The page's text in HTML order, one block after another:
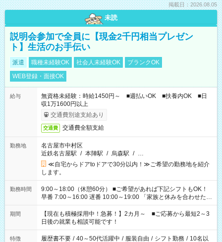
掲載日：2026.08.05
未読
説明会参加で全員に【現金2千円相当プレゼン
ト】生活のお手伝い
派遣 職種未経験OK 社会人未経験OK
ブランクOK
WEB登録・面接OK
給与
無資格未経験：時給1450円～ ■週払いOK ■扶養内OK ■日
収1万1600円以上
交通費別途支給あり
交通費 交通費全額支給
勤務地
名古屋市中村区
近鉄名古屋駅 / 本陣駅 / 烏森駅 / …
≪自宅からドアtoドアで30分以内！≫ご希望の勤務地を紹介
します。
勤務時間
9:00～18:00（休憩60分） ■ご希望があれば下記シフトもOK！
早番 7:00～16:00 遅番 10:00～19:00 「家族と休みを合わせた
い」 「余裕を持って夕飯の準備がしたい」 「できれば残業はし
たくない」 など、ご希望を教えてくださいね。 ※Wワーク希望
の方へ 今ご覧のお仕事で希望する勤務時間と、もう1つのお仕事
の勤務時間。 合計で週40時間を超える場合は応募できません。
期間
【現在も積極採用中！急募！】2カ月～ ■ご応募から最短2～3
日後の就業も相談可能です！
特徴 履歴書不要 / 40～50代活躍中 / 服装自由 / シフト勤務 / 10名以